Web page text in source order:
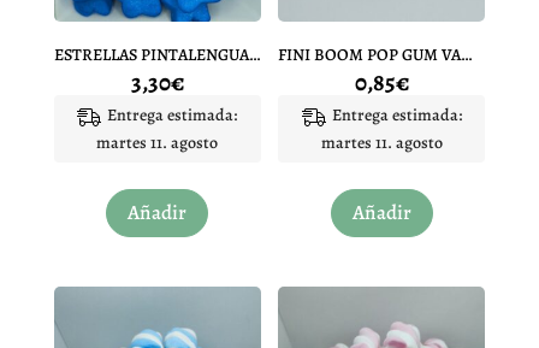
la
de
ESTRELLAS PINTALENGUAS BULGARI 10 UNIDADES
3,30€
Entrega estimada:
martes 11. agosto
Añadir
FINI BOOM POP GUM VAMPIRO 1 UNIDAD
0,85€
Entrega estimada:
martes 11. agosto
Añadir